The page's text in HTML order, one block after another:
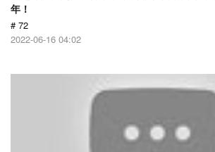
年！
# 72
2022-06-16 04:02